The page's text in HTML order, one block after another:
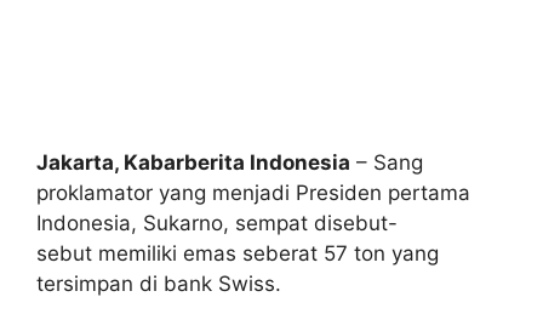
Jakarta, Kabarberita Indonesia – Sang
proklamator yang menjadi Presiden pertama
Indonesia, Sukarno, sempat disebut-
sebut memiliki emas seberat 57 ton yang
tersimpan di bank Swiss.